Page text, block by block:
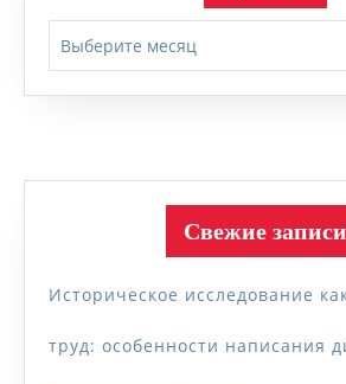
Свежие записи
Историческое исследование
труд: особенности написания